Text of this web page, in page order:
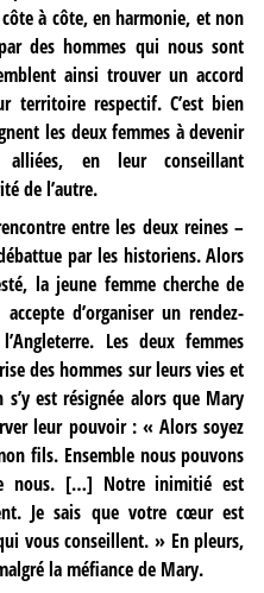
à côte, en harmonie, et non
des hommes qui nous sont
ainsi trouver un accord
territoire respectif. C’est bien
les deux femmes à devenir
en leur conseillant
de l’autre.
entre les deux reines –
par les historiens. Alors
la jeune femme cherche de
d’organiser un rendez-
Les deux femmes
des hommes sur leurs vies et
est résignée alors que Mary
leur pouvoir : « Alors soyez
fils. Ensemble nous pouvons
nous. […] Notre inimitié est
Je sais que votre cœur est
vous conseillent. » En pleurs,
la méfiance de Mary.